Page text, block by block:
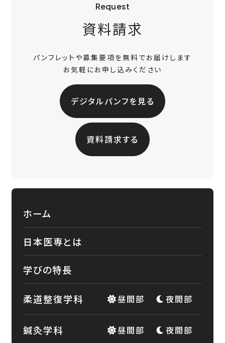
Request
資料請求
パンフレットや募集要項を無料でお届けします
お気軽にお申し込みください
デジタルパンフを見る
資料請求する
ホーム
日本医専とは
学びの特長
柔道整復学科 昼間部 夜間部
鍼灸学科 昼間部 夜間部